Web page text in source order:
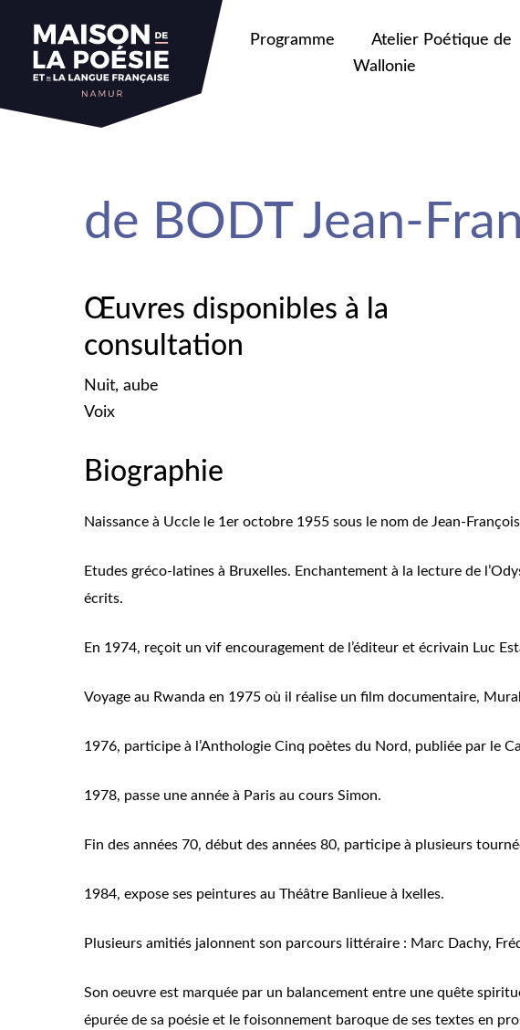
Programme
Atelier Poétique de
Wallonie
de BODT Jean-
Œuvres disponibles à la
consultation
Nuit, aube
Voix
Biographie
Naissance à Uccle le 1er octobre 1955 sous le nom de Jean-
Etudes gréco-latines à Bruxelles. Enchantement à la lecture de
écrits.
En 1974, reçoit un vif encouragement de l’éditeur et écrivain Luc
Voyage au Rwanda en 1975 où il réalise un film documentaire,
1976, participe à l’Anthologie Cinq poètes du Nord, publiée par le
1978, passe une année à Paris au cours Simon.
Fin des années 70, début des années 80, participe à plusieurs
1984, expose ses peintures au Théâtre Banlieue à Ixelles.
Plusieurs amitiés jalonnent son parcours littéraire : Marc Dachy,
Son oeuvre est marquée par un balancement entre une quête
épurée de sa poésie et le foisonnement baroque de ses textes en